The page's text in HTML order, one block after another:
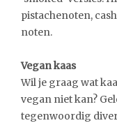
pistachenoten,
noten.
Vegan kaas
Wil je graag wat
vegan niet kan?
tegenwoordig